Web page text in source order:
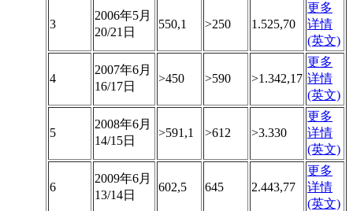
3
2006年5月
20/21日
550,1 >250 1.525,70
更多
详情
(英文)
4
2007年6月
16/17日
>450 >590 >1.342,17
更多
详情
(英文)
5
2008年6月
14/15日
>591,1 >612 >3.330
更多
详情
(英文)
6
2009年6月
13/14日
602,5 645 2.443,77
更多
详情
(英文)